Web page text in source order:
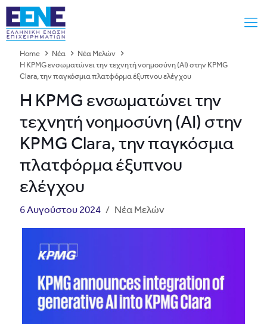
Home Νέα
Νέα Μελών
Η KPMG ενσωματώνει την τεχνητή νοημοσύνη (AI) στην KPMG
Clara, την παγκόσμια πλατφόρμα έξυπνου ελέγχου
Η KPMG ενσωματώνει την
τεχνητή νοημοσύνη (AI) στην
KPMG Clara, την παγκόσμια
πλατφόρμα έξυπνου
ελέγχου
6 Αυγούστου 2024 / Νέα Μελών